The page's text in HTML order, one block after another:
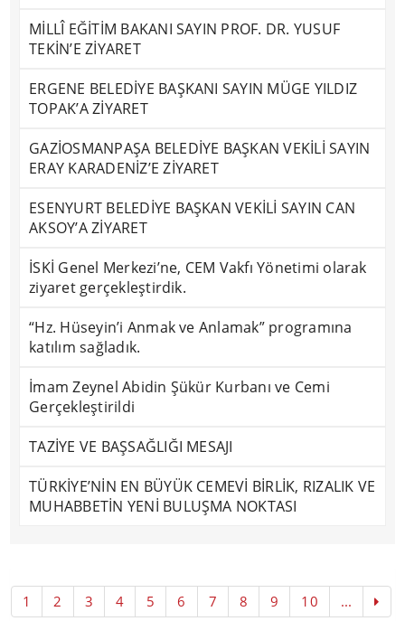
MİLLÎ EĞİTİM BAKANI SAYIN PROF. DR. YUSUF
TEKİN’E ZİYARET
ERGENE BELEDİYE BAŞKANI SAYIN MÜGE YILDIZ
TOPAK’A ZİYARET
GAZİOSMANPAŞA BELEDİYE BAŞKAN VEKİLİ SAYIN
ERAY KARADENİZ’E ZİYARET
ESENYURT BELEDİYE BAŞKAN VEKİLİ SAYIN CAN
AKSOY’A ZİYARET
İSKİ Genel Merkezi’ne, CEM Vakfı Yönetimi olarak
ziyaret gerçekleştirdik.
“Hz. Hüseyin’i Anmak ve Anlamak” programına
katılım sağladık.
İmam Zeynel Abidin Şükür Kurbanı ve Cemi
Gerçekleştirildi
TAZİYE VE BAŞSAĞLIĞI MESAJI
TÜRKİYE’NİN EN BÜYÜK CEMEVİ BİRLİK, RIZALIK VE
MUHABBETİN YENİ BULUŞMA NOKTASI
1 2 3 4 5 6 7 8 9 10 ...